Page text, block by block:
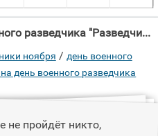
Поздравления на день военного разведчика "Разведчик там, где не пройдёт никто, Добудет сведения, а надо - «языка»."
ноября / день военного
день военного разведчика
не пройдёт никто,